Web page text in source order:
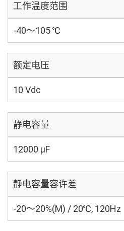
工作温度范围
-40～105 ℃
额定电压
10 Vdc
静电容量
12000 µF
静电容量容许差
-20～20%(M) / 20℃, 120Hz